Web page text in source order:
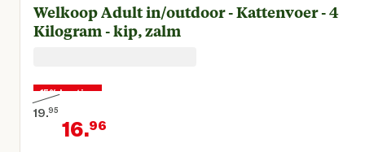
Welkoop Adult in/outdoor - Kattenvoer - 4
Kilogram - kip, zalm
15% korting
19.95
Oorspronkelijke prijs € 19,95
16.96